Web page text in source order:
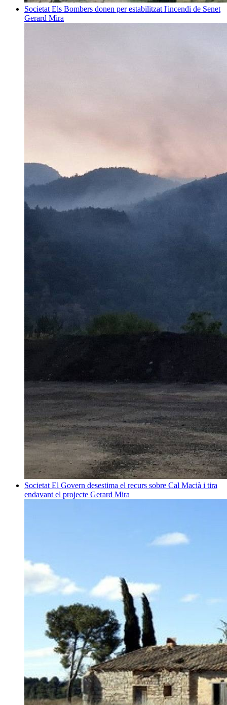
Societat Els Bombers donen per estabilitzat l'incendi de Senet
Gerard Mira
Societat El Govern desestima el recurs sobre Cal Macià i tira
endavant el projecte Gerard Mira